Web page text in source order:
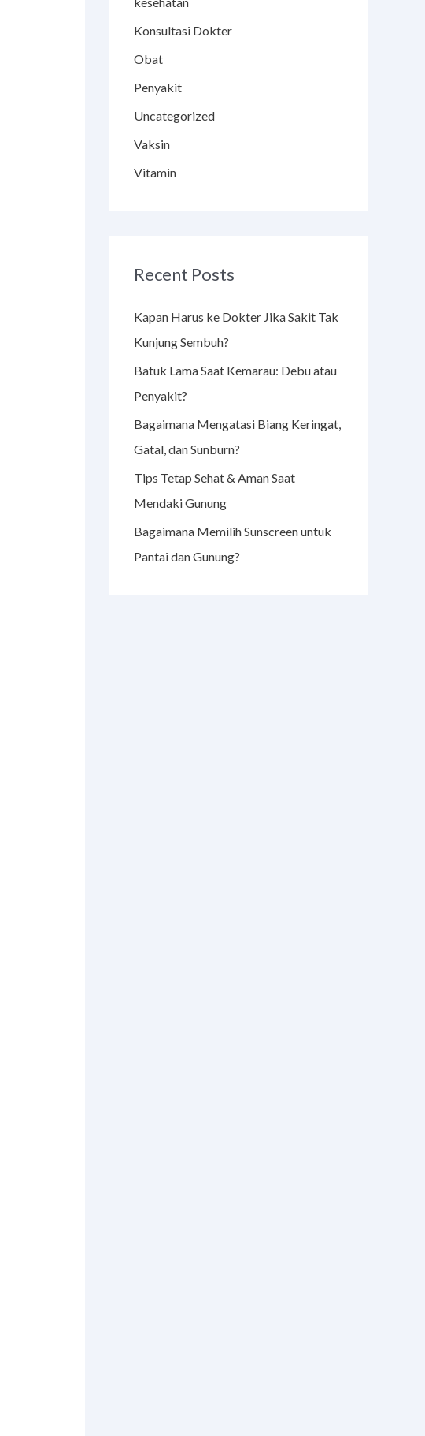
Konsultasi Dokter
Obat
Penyakit
Uncategorized
Vaksin
Vitamin
Recent Posts
Kapan Harus ke Dokter Jika Sakit Tak
Kunjung Sembuh?
Batuk Lama Saat Kemarau: Debu atau
Penyakit?
Bagaimana Mengatasi Biang Keringat,
Gatal, dan Sunburn?
Tips Tetap Sehat & Aman Saat
Mendaki Gunung
Bagaimana Memilih Sunscreen untuk
Pantai dan Gunung?